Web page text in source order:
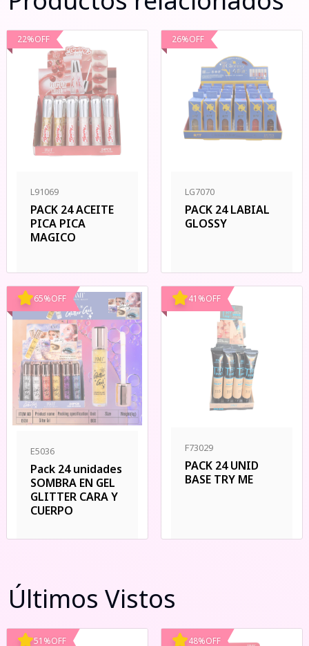
22%OFF
L91069
PACK 24 ACEITE
PICA PICA
MAGICO
26%OFF
LG7070
PACK 24 LABIAL
GLOSSY
65%OFF
E5036
Pack 24 unidades
SOMBRA EN GEL
GLITTER CARA Y
CUERPO
41 %OFF
F73029
PACK 24 UNID
BASE TRY ME
Últimos Vistos
51 %OFF 48%OFF